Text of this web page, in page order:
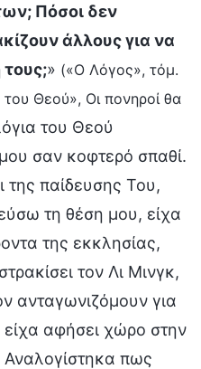
Πόσοι δεν
άλλους για να
» («Ο Λόγος», τόμ.
Θεού», Οι πονηροί θα
του Θεού
σαν κοφτερό σπαθί.
της παίδευσης Του,
τη θέση μου, είχα
της εκκλησίας,
τον Λι Μινγκ,
ανταγωνιζόμουν για
αφήσει χώρο στην
Αναλογίστηκα πως